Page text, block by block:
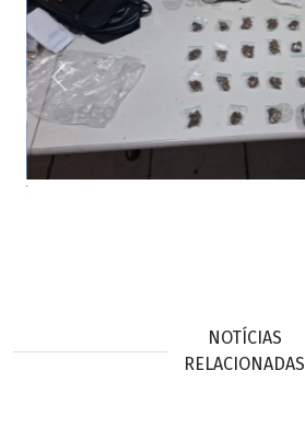
Previous
NOTÍCIAS
RELACIONADAS